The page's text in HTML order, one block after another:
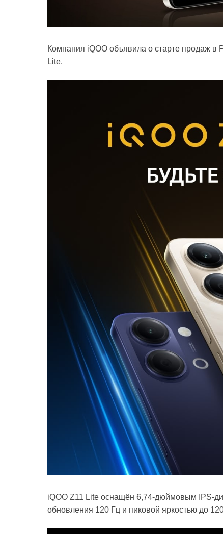
Компания iQOO объявила о старте продаж в
Lite.
iQOO Z11 Lite оснащён 6,74-дюймовым IPS-
обновления 120 Гц и пиковой яркостью до